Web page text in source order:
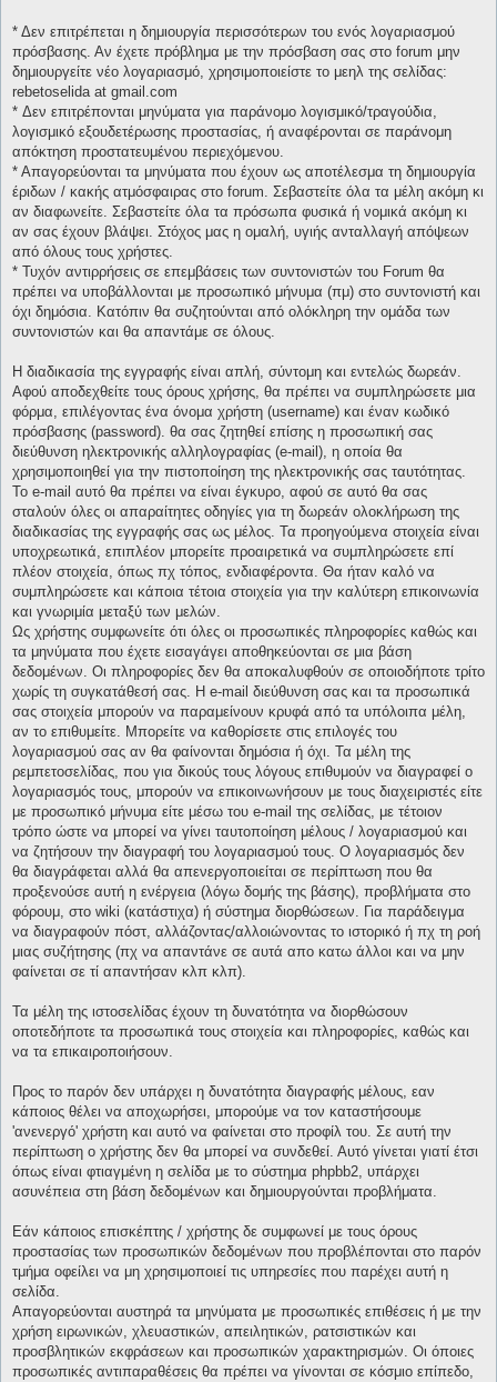
* Δεν επιτρέπεται η δημιουργία περισσότερων του ενός λογαριασμού
πρόσβασης. Αν έχετε πρόβλημα με την πρόσβαση σας στο forum μην
δημιουργείτε νέο λογαριασμό, χρησιμοποιείστε το μεηλ της σελίδας:
rebetoselida at gmail.com
* Δεν επιτρέπονται μηνύματα για παράνομο λογισμικό/τραγούδια,
λογισμικό εξουδετέρωσης προστασίας, ή αναφέρονται σε παράνομη
απόκτηση προστατευμένου περιεχόμενου.
* Απαγορεύονται τα μηνύματα που έχουν ως αποτέλεσμα τη δημιουργία
έριδων / κακής ατμόσφαιρας στο forum. Σεβαστείτε όλα τα μέλη ακόμη κι
αν διαφωνείτε. Σεβαστείτε όλα τα πρόσωπα φυσικά ή νομικά ακόμη κι
αν σας έχουν βλάψει. Στόχος μας η ομαλή, υγιής ανταλλαγή απόψεων
από όλους τους χρήστες.
* Τυχόν αντιρρήσεις σε επεμβάσεις των συντονιστών του Forum θα
πρέπει να υποβάλλονται με προσωπικό μήνυμα (πμ) στο συντονιστή και
όχι δημόσια. Κατόπιν θα συζητούνται από ολόκληρη την ομάδα των
συντονιστών και θα απαντάμε σε όλους.
Η διαδικασία της εγγραφής είναι απλή, σύντομη και εντελώς δωρεάν.
Αφού αποδεχθείτε τους όρους χρήσης, θα πρέπει να συμπληρώσετε μια
φόρμα, επιλέγοντας ένα όνομα χρήστη (username) και έναν κωδικό
πρόσβασης (password). θα σας ζητηθεί επίσης η προσωπική σας
διεύθυνση ηλεκτρονικής αλληλογραφίας (e-mail), η οποία θα
χρησιμοποιηθεί για την πιστοποίηση της ηλεκτρονικής σας ταυτότητας.
Το e-mail αυτό θα πρέπει να είναι έγκυρο, αφού σε αυτό θα σας
σταλούν όλες οι απαραίτητες οδηγίες για τη δωρεάν ολοκλήρωση της
διαδικασίας της εγγραφής σας ως μέλος. Τα προηγούμενα στοιχεία είναι
υποχρεωτικά, επιπλέον μπορείτε προαιρετικά να συμπληρώσετε επί
πλέον στοιχεία, όπως πχ τόπος, ενδιαφέροντα. Θα ήταν καλό να
συμπληρώσετε και κάποια τέτοια στοιχεία για την καλύτερη επικοινωνία
και γνωριμία μεταξύ των μελών.
Ως χρήστης συμφωνείτε ότι όλες οι προσωπικές πληροφορίες καθώς και
τα μηνύματα που έχετε εισαγάγει αποθηκεύονται σε μια βάση
δεδομένων. Οι πληροφορίες δεν θα αποκαλυφθούν σε οποιοδήποτε τρίτο
χωρίς τη συγκατάθεσή σας. Η e-mail διεύθυνση σας και τα προσωπικά
σας στοιχεία μπορούν να παραμείνουν κρυφά από τα υπόλοιπα μέλη,
αν το επιθυμείτε. Μπορείτε να καθορίσετε στις επιλογές του
λογαριασμού σας αν θα φαίνονται δημόσια ή όχι. Τα μέλη της
ρεμπετοσελίδας, που για δικούς τους λόγους επιθυμούν να διαγραφεί ο
λογαριασμός τους, μπορούν να επικοινωνήσουν με τους διαχειριστές είτε
με προσωπικό μήνυμα είτε μέσω του e-mail της σελίδας, με τέτοιον
τρόπο ώστε να μπορεί να γίνει ταυτοποίηση μέλους / λογαριασμού και
να ζητήσουν την διαγραφή του λογαριασμού τους. Ο λογαριασμός δεν
θα διαγράφεται αλλά θα απενεργοποιείται σε περίπτωση που θα
προξενούσε αυτή η ενέργεια (λόγω δομής της βάσης), προβλήματα στο
φόρουμ, στο wiki (κατάστιχα) ή σύστημα διορθώσεων. Για παράδειγμα
να διαγραφούν πόστ, αλλάζοντας/αλλοιώνοντας το ιστορικό ή πχ τη ροή
μιας συζήτησης (πχ να απαντάνε σε αυτά απο κατω άλλοι και να μην
φαίνεται σε τί απαντήσαν κλπ κλπ).
Τα μέλη της ιστοσελίδας έχουν τη δυνατότητα να διορθώσουν
οποτεδήποτε τα προσωπικά τους στοιχεία και πληροφορίες, καθώς και
να τα επικαιροποιήσουν.
Προς το παρόν δεν υπάρχει η δυνατότητα διαγραφής μέλους, εαν
κάποιος θέλει να αποχωρήσει, μπορούμε να τον καταστήσουμε
'ανενεργό' χρήστη και αυτό να φαίνεται στο προφίλ του. Σε αυτή την
περίπτωση ο χρήστης δεν θα μπορεί να συνδεθεί. Αυτό γίνεται γιατί έτσι
όπως είναι φτιαγμένη η σελίδα με το σύστημα phpbb2, υπάρχει
ασυνέπεια στη βάση δεδομένων και δημιουργούνται προβλήματα.
Εάν κάποιος επισκέπτης / χρήστης δε συμφωνεί με τους όρους
προστασίας των προσωπικών δεδομένων που προβλέπονται στο παρόν
τμήμα οφείλει να μη χρησιμοποιεί τις υπηρεσίες που παρέχει αυτή η
σελίδα.
Απαγορεύονται αυστηρά τα μηνύματα με προσωπικές επιθέσεις ή με την
χρήση ειρωνικών, χλευαστικών, απειλητικών, ρατσιστικών και
προσβλητικών εκφράσεων και προσωπικών χαρακτηρισμών. Οι όποιες
προσωπικές αντιπαραθέσεις θα πρέπει να γίνονται σε κόσμιο επίπεδο,